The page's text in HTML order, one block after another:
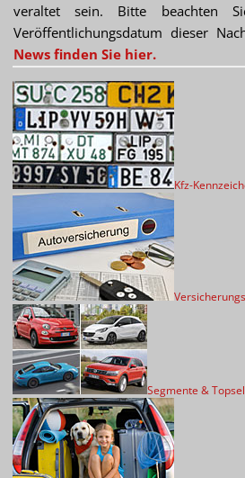
veraltet sein. Bitte beachten
Veröffentlichungsdatum dieser
News finden Sie hier.
Kfz-
Segmente &